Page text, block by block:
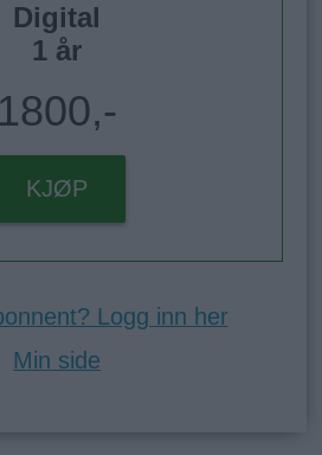
Digital
1 år
1800,-
KJØP
Logg inn her
Min side